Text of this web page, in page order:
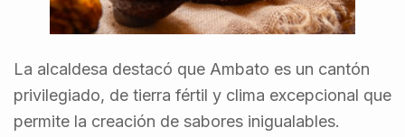
La alcaldesa destacó que Ambato es un cantón
privilegiado, de tierra fértil y clima excepcional que
permite la creación de sabores inigualables.